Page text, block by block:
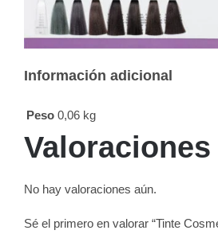
Información adicional
Peso 0,06 kg
Valoraciones
No hay valoraciones aún.
Sé el primero en valorar “Tinte